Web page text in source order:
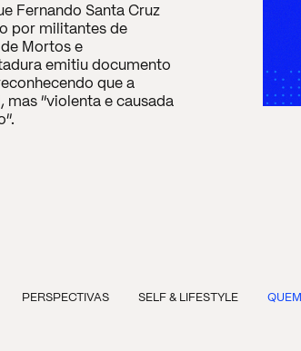
Fernando Santa Cruz
por militantes de
Mortos e
emitiu documento
que a
mas "violenta e causada
PERSPECTIVAS SELF & LIFESTYLE